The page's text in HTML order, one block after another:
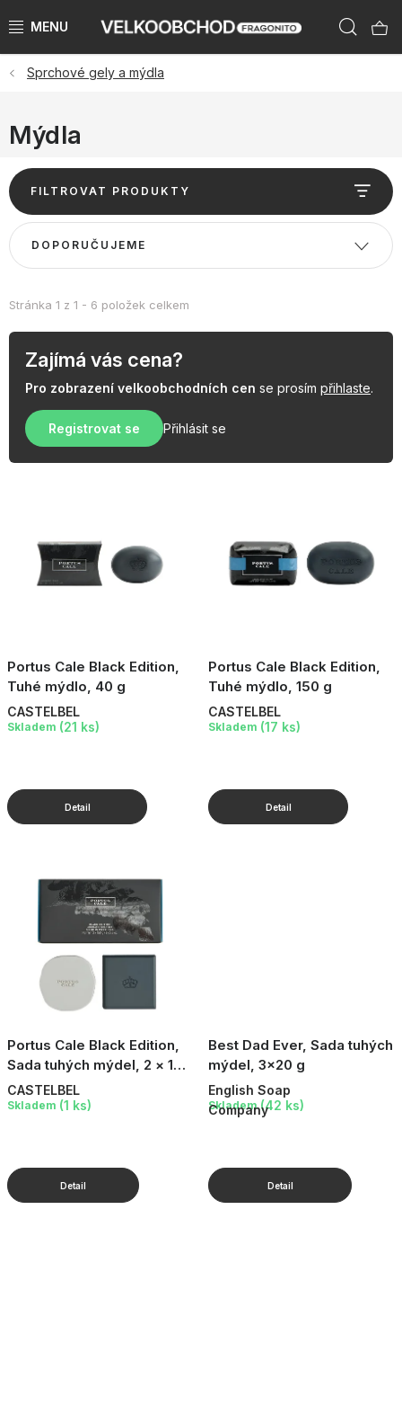
na
NAŠE ZNAČKY
PŘEDPRODEJ VÁNOCE 2026
NOVINKY 2026
KATEGORIE
ZNAČKY PODLE ZEMÍ
VÝPRODEJ SKLADU AŽ -50 %
KATALOGY
AKCE
Jak nakupovat Kontakty
Sprchové gely a mýdla
Mýdla
FILTROVAT PRODUKTY
V
ý
p
i
p
r
t
Zajímá vás cena?
Pro zobrazení velkoobchodních cen se prosím přihlaste.
Registrovat se Přihlásit se
Stránka 1 z 1 - 6 položek celkem
Ř
a
e
n
d
DOPORUČUJEME
Portus Cale Black Edition,
Tuhé mýdlo, 40 g
CASTELBEL
Skladem (21 ks)
Portus Cale Black Edition,
Tuhé mýdlo, 150 g
CASTELBEL
Skladem (17 ks)
Portus Cale Black Edition,
Sada tuhých mýdel, 2 × 150
g
CASTELBEL
Skladem (1 ks)
Best Dad Ever, Sada tuhých
mýdel, 3×20 g
English Soap
Company
Skladem (42 ks)